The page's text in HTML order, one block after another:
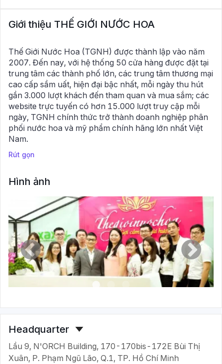
Giới thiệu THẾ GIỚI NƯỚC HOA
Thế Giới Nước Hoa (TGNH) được thành lập vào năm
2007. Đến nay, với hệ thống 50 cửa hàng được đặt tại
trung tâm các thành phố lớn, các trung tâm thương mại
cao cấp sầm uất, hiện đại bậc nhất, mỗi ngày thu hút
gần 3.000 lượt khách đến tham quan và mua sắm; các
website trực tuyến có hơn 15.000 lượt truy cập mỗi
ngày, TGNH chính thức trở thành doanh nghiệp phân
phối nước hoa và mỹ phẩm chính hãng lớn nhất Việt
Nam.
Rút gọn
Hình ảnh
Headquarter
Lầu 9, N'ORCH Building, 170-170bis-172E Bùi Thị
Xuân, P. Phạm Ngũ Lão, Q.1, TP. Hồ Chí Minh